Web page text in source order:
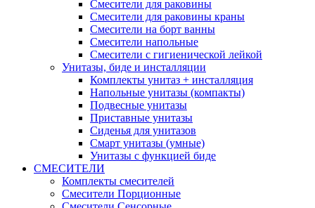
Смесители для раковины
Смесители для раковины краны
Смесители на борт ванны
Смесители напольные
Смесители с гигиенической лейкой
Унитазы, биде и инсталляции
Комплекты унитаз + инсталляция
Напольные унитазы (компакты)
Подвесные унитазы
Приставные унитазы
Сиденья для унитазов
Смарт унитазы (умные)
Унитазы с функцией биде
СМЕСИТЕЛИ
Комплекты смесителей
Смесители Порционные